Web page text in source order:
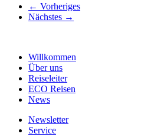
← Vorheriges
Nächstes →
Willkommen
Über uns
Reiseleiter
ECO Reisen
News
Newsletter
Service